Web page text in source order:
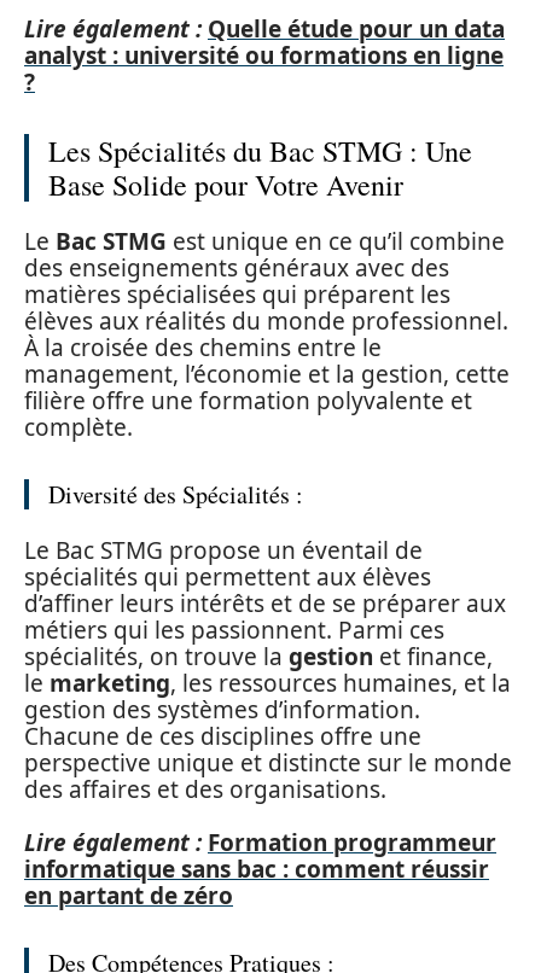
Lire également : Quelle étude pour un data
analyst : université ou formations en ligne
?
Les Spécialités du Bac STMG : Une
Base Solide pour Votre Avenir
Le Bac STMG est unique en ce qu’il combine
des enseignements généraux avec des
matières spécialisées qui préparent les
élèves aux réalités du monde professionnel.
À la croisée des chemins entre le
management, l’économie et la gestion, cette
filière offre une formation polyvalente et
complète.
Diversité des Spécialités :
Le Bac STMG propose un éventail de
spécialités qui permettent aux élèves
d’affiner leurs intérêts et de se préparer aux
métiers qui les passionnent. Parmi ces
spécialités, on trouve la gestion et finance,
le marketing, les ressources humaines, et la
gestion des systèmes d’information.
Chacune de ces disciplines offre une
perspective unique et distincte sur le monde
des affaires et des organisations.
Lire également : Formation programmeur
informatique sans bac : comment réussir
en partant de zéro
Des Compétences Pratiques :